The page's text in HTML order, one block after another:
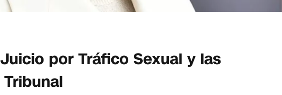
por Tráfico Sexual y las